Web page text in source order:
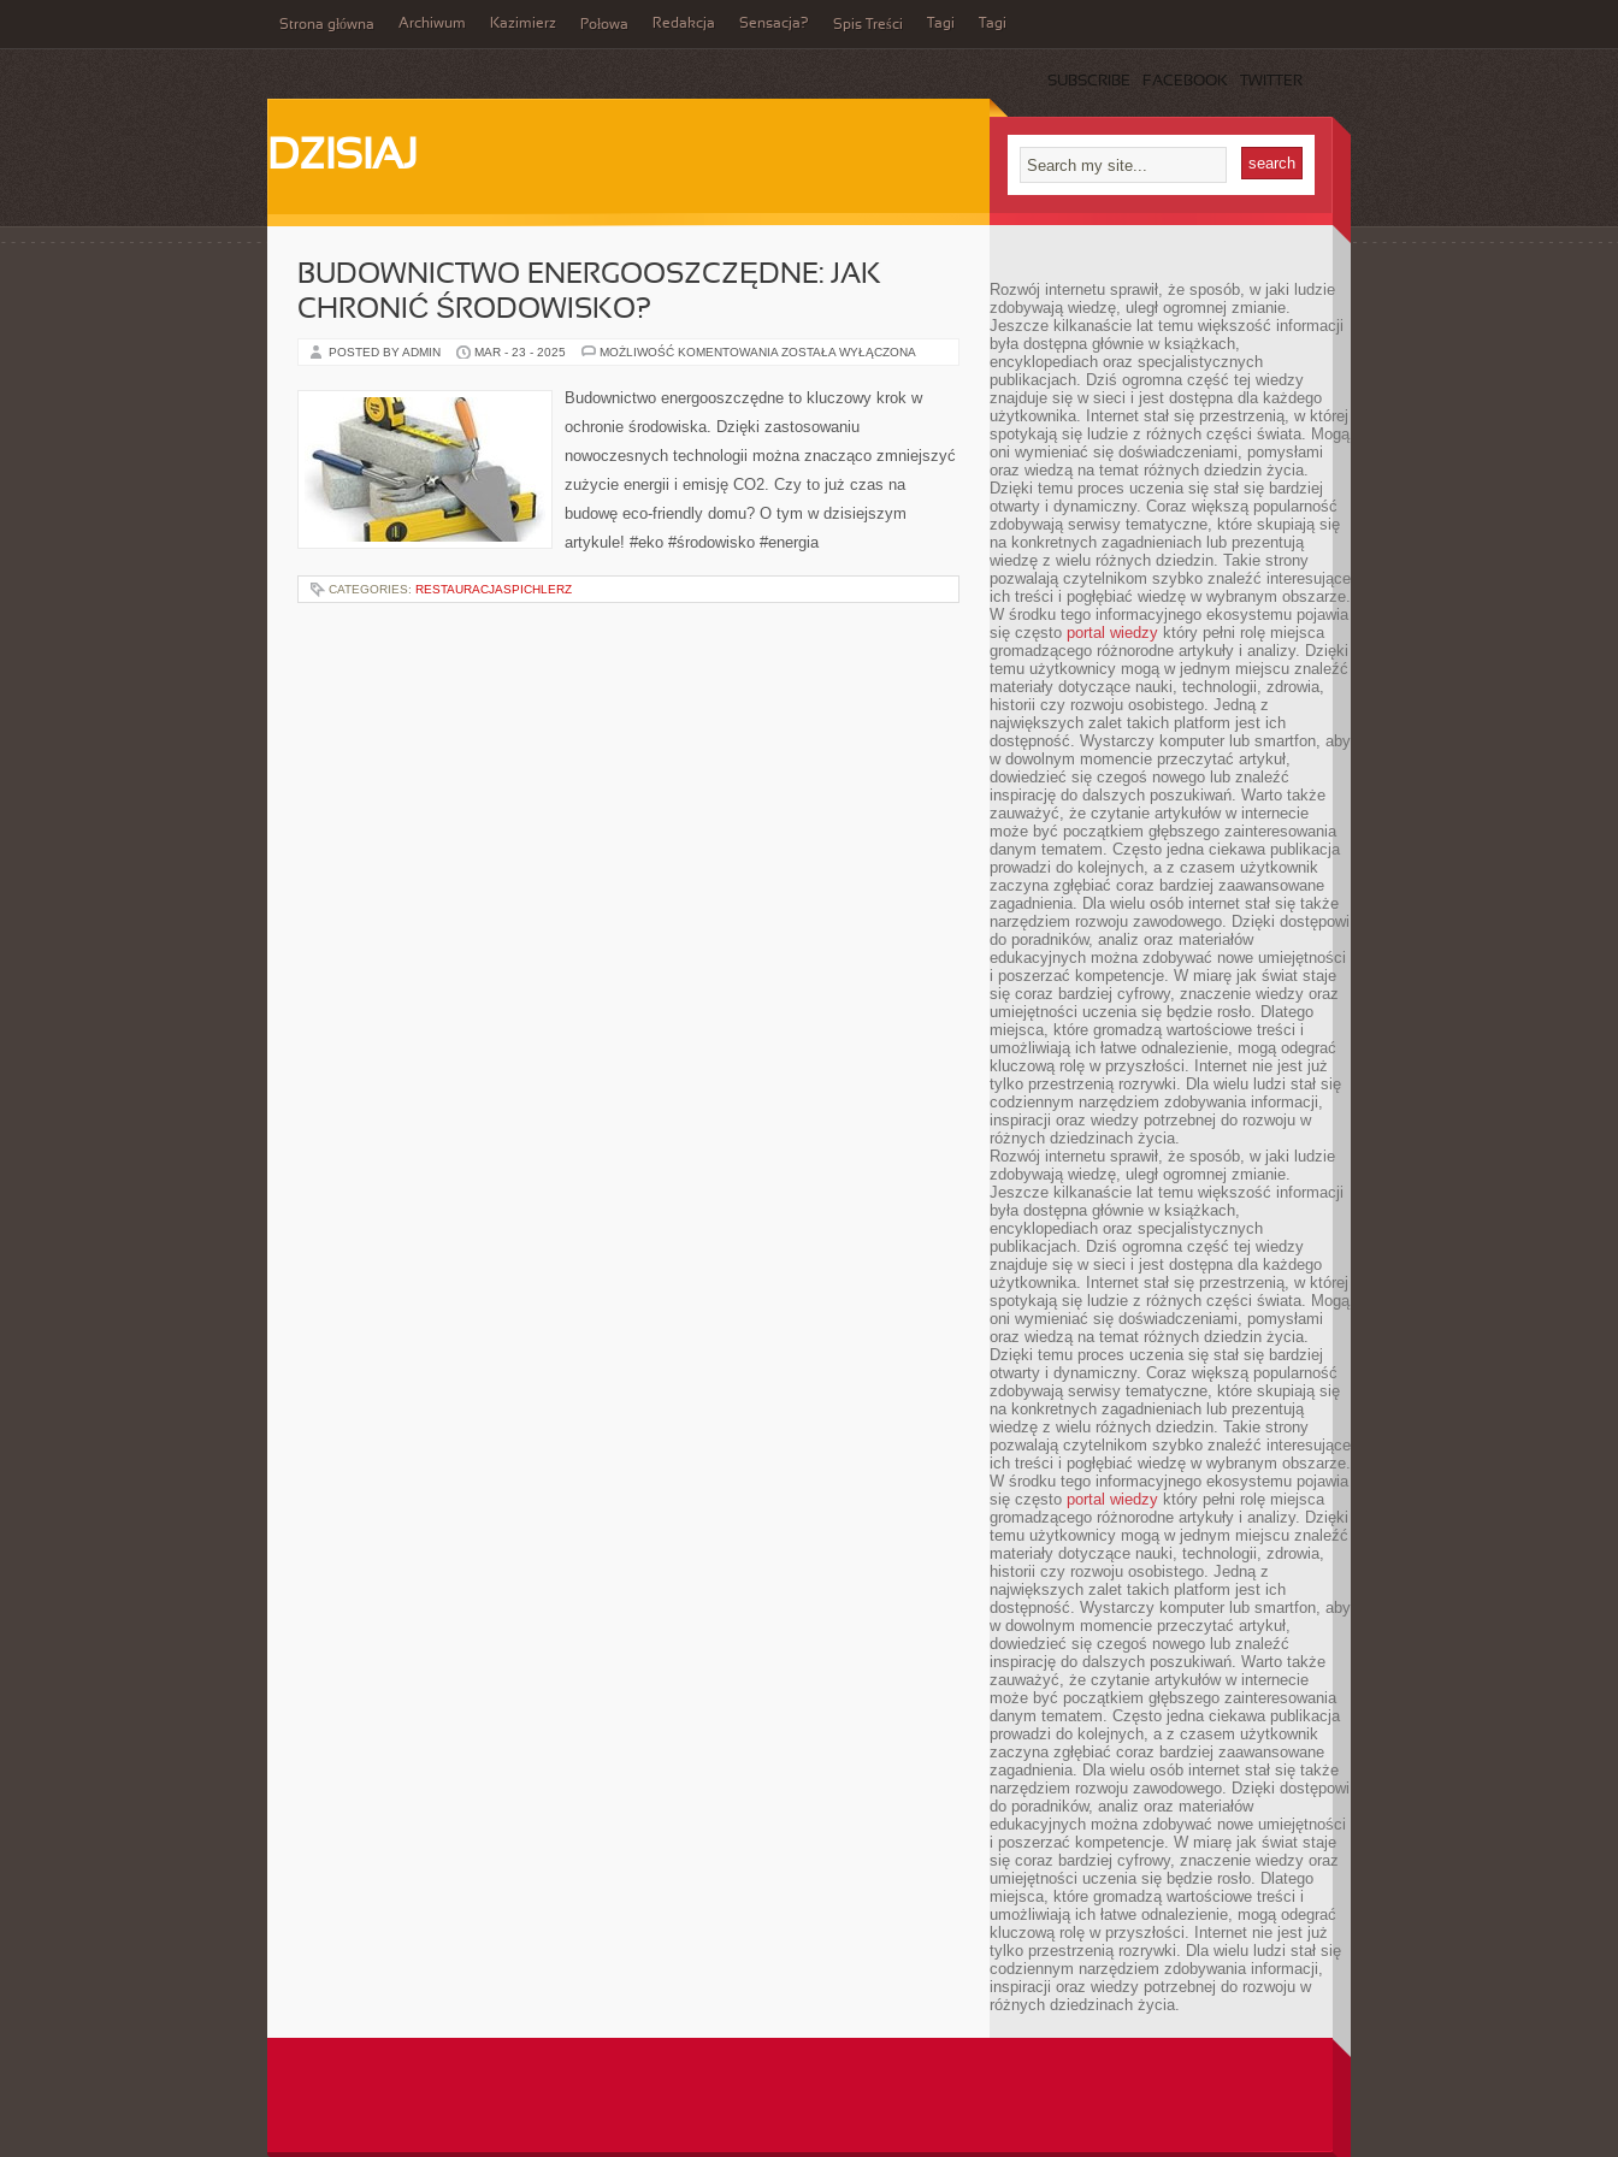
Strona główna Archiwum Kazimierz Połowa Redakcja Sensacja? Spis Treści Tagi Tagi
SUBSCRIBE FACEBOOK TWITTER
DZISIAJ
BUDOWNICTWO ENERGOOSZCZĘDNE: JAK
CHRONIĆ ŚRODOWISKO?
POSTED BY ADMIN MAR - 23 - 2025 MOŻLIWOŚĆ KOMENTOWANIA BUDOWNICTWO
CHRONIĆ
ŚRODOWISKO?
ZOSTAŁA WYŁĄCZONA
Budownictwo energooszczędne to kluczowy krok w
ochronie środowiska. Dzięki zastosowaniu
nowoczesnych technologii można znacząco zmniejszyć
zużycie energii i emisję CO2. Czy to już czas na
budowę eco-friendly domu? O tym w dzisiejszym
artykule! #eko #środowisko #energia
CATEGORIES: RESTAURACJASPICHLERZ
Rozwój internetu sprawił, że sposób, w jaki ludzie
zdobywają wiedzę, uległ ogromnej zmianie.
Jeszcze kilkanaście lat temu większość informacji
była dostępna głównie w książkach,
encyklopediach oraz specjalistycznych
publikacjach. Dziś ogromna część tej wiedzy
znajduje się w sieci i jest dostępna dla każdego
użytkownika. Internet stał się przestrzenią, w której
spotykają się ludzie z różnych części świata. Mogą
oni wymieniać się doświadczeniami, pomysłami
oraz wiedzą na temat różnych dziedzin życia.
Dzięki temu proces uczenia się stał się bardziej
otwarty i dynamiczny. Coraz większą popularność
zdobywają serwisy tematyczne, które skupiają się
na konkretnych zagadnieniach lub prezentują
wiedzę z wielu różnych dziedzin. Takie strony
pozwalają czytelnikom szybko znaleźć interesujące
ich treści i pogłębiać wiedzę w wybranym obszarze.
W środku tego informacyjnego ekosystemu pojawia
się często portal wiedzy który pełni rolę miejsca
gromadzącego różnorodne artykuły i analizy. Dzięki
temu użytkownicy mogą w jednym miejscu znaleźć
materiały dotyczące nauki, technologii, zdrowia,
historii czy rozwoju osobistego. Jedną z
największych zalet takich platform jest ich
dostępność. Wystarczy komputer lub smartfon, aby
w dowolnym momencie przeczytać artykuł,
dowiedzieć się czegoś nowego lub znaleźć
inspirację do dalszych poszukiwań. Warto także
zauważyć, że czytanie artykułów w internecie
może być początkiem głębszego zainteresowania
danym tematem. Często jedna ciekawa publikacja
prowadzi do kolejnych, a z czasem użytkownik
zaczyna zgłębiać coraz bardziej zaawansowane
zagadnienia. Dla wielu osób internet stał się także
narzędziem rozwoju zawodowego. Dzięki dostępowi
do poradników, analiz oraz materiałów
edukacyjnych można zdobywać nowe umiejętności
i poszerzać kompetencje. W miarę jak świat staje
się coraz bardziej cyfrowy, znaczenie wiedzy oraz
umiejętności uczenia się będzie rosło. Dlatego
miejsca, które gromadzą wartościowe treści i
umożliwiają ich łatwe odnalezienie, mogą odegrać
kluczową rolę w przyszłości. Internet nie jest już
tylko przestrzenią rozrywki. Dla wielu ludzi stał się
codziennym narzędziem zdobywania informacji,
inspiracji oraz wiedzy potrzebnej do rozwoju w
różnych dziedzinach życia.
Rozwój internetu sprawił, że sposób, w jaki ludzie
zdobywają wiedzę, uległ ogromnej zmianie.
Jeszcze kilkanaście lat temu większość informacji
była dostępna głównie w książkach,
encyklopediach oraz specjalistycznych
publikacjach. Dziś ogromna część tej wiedzy
znajduje się w sieci i jest dostępna dla każdego
użytkownika. Internet stał się przestrzenią, w której
spotykają się ludzie z różnych części świata. Mogą
oni wymieniać się doświadczeniami, pomysłami
oraz wiedzą na temat różnych dziedzin życia.
Dzięki temu proces uczenia się stał się bardziej
otwarty i dynamiczny. Coraz większą popularność
zdobywają serwisy tematyczne, które skupiają się
na konkretnych zagadnieniach lub prezentują
wiedzę z wielu różnych dziedzin. Takie strony
pozwalają czytelnikom szybko znaleźć interesujące
ich treści i pogłębiać wiedzę w wybranym obszarze.
W środku tego informacyjnego ekosystemu pojawia
się często portal wiedzy który pełni rolę miejsca
gromadzącego różnorodne artykuły i analizy. Dzięki
temu użytkownicy mogą w jednym miejscu znaleźć
materiały dotyczące nauki, technologii, zdrowia,
historii czy rozwoju osobistego. Jedną z
największych zalet takich platform jest ich
dostępność. Wystarczy komputer lub smartfon, aby
w dowolnym momencie przeczytać artykuł,
dowiedzieć się czegoś nowego lub znaleźć
inspirację do dalszych poszukiwań. Warto także
zauważyć, że czytanie artykułów w internecie
może być początkiem głębszego zainteresowania
danym tematem. Często jedna ciekawa publikacja
prowadzi do kolejnych, a z czasem użytkownik
zaczyna zgłębiać coraz bardziej zaawansowane
zagadnienia. Dla wielu osób internet stał się także
narzędziem rozwoju zawodowego. Dzięki dostępowi
do poradników, analiz oraz materiałów
edukacyjnych można zdobywać nowe umiejętności
i poszerzać kompetencje. W miarę jak świat staje
się coraz bardziej cyfrowy, znaczenie wiedzy oraz
umiejętności uczenia się będzie rosło. Dlatego
miejsca, które gromadzą wartościowe treści i
umożliwiają ich łatwe odnalezienie, mogą odegrać
kluczową rolę w przyszłości. Internet nie jest już
tylko przestrzenią rozrywki. Dla wielu ludzi stał się
codziennym narzędziem zdobywania informacji,
inspiracji oraz wiedzy potrzebnej do rozwoju w
różnych dziedzinach życia.